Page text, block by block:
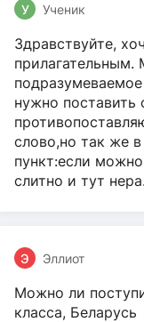
У Ученик
Здравствуйте,
прилагательным.
нужно поставить
слово,но так же
пункт:если
слитно и тут
Э Эллиот
Можно ли
класса, Беларусь